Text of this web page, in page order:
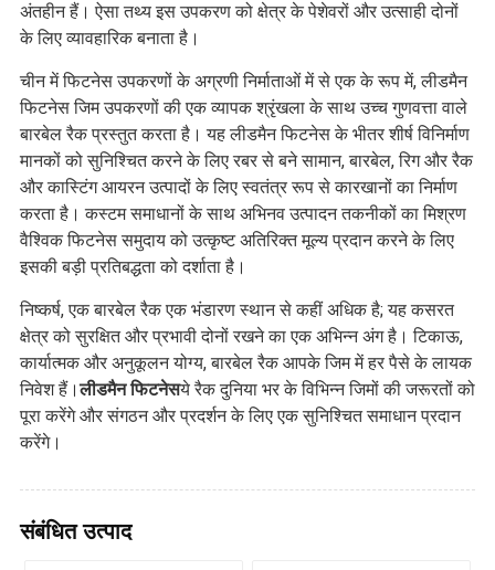
अंतहीन हैं। ऐसा तथ्य इस उपकरण को क्षेत्र के पेशेवरों और उत्साही दोनों
के लिए व्यावहारिक बनाता है।
चीन में फिटनेस उपकरणों के अग्रणी निर्माताओं में से एक के रूप में, लीडमैन
फिटनेस जिम उपकरणों की एक व्यापक श्रृंखला के साथ उच्च गुणवत्ता वाले
बारबेल रैक प्रस्तुत करता है। यह लीडमैन फिटनेस के भीतर शीर्ष विनिर्माण
मानकों को सुनिश्चित करने के लिए रबर से बने सामान, बारबेल, रिग और रैक
और कास्टिंग आयरन उत्पादों के लिए स्वतंत्र रूप से कारखानों का निर्माण
करता है। कस्टम समाधानों के साथ अभिनव उत्पादन तकनीकों का मिश्रण
वैश्विक फिटनेस समुदाय को उत्कृष्ट अतिरिक्त मूल्य प्रदान करने के लिए
इसकी बड़ी प्रतिबद्धता को दर्शाता है।
निष्कर्ष, एक बारबेल रैक एक भंडारण स्थान से कहीं अधिक है; यह कसरत
क्षेत्र को सुरक्षित और प्रभावी दोनों रखने का एक अभिन्न अंग है। टिकाऊ,
कार्यात्मक और अनुकूलन योग्य, बारबेल रैक आपके जिम में हर पैसे के लायक
निवेश हैं।लीडमैन फिटनेसये रैक दुनिया भर के विभिन्न जिमों की जरूरतों को
पूरा करेंगे और संगठन और प्रदर्शन के लिए एक सुनिश्चित समाधान प्रदान
करेंगे।
संबंधित उत्पाद